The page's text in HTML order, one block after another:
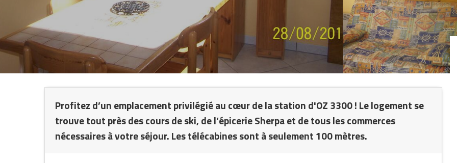
Profitez d’un emplacement privilégié au cœur de la station d'OZ 3300 ! Le logement se
trouve tout près des cours de ski, de l’épicerie Sherpa et de tous les commerces
nécessaires à votre séjour. Les télécabines sont à seulement 100 mètres.